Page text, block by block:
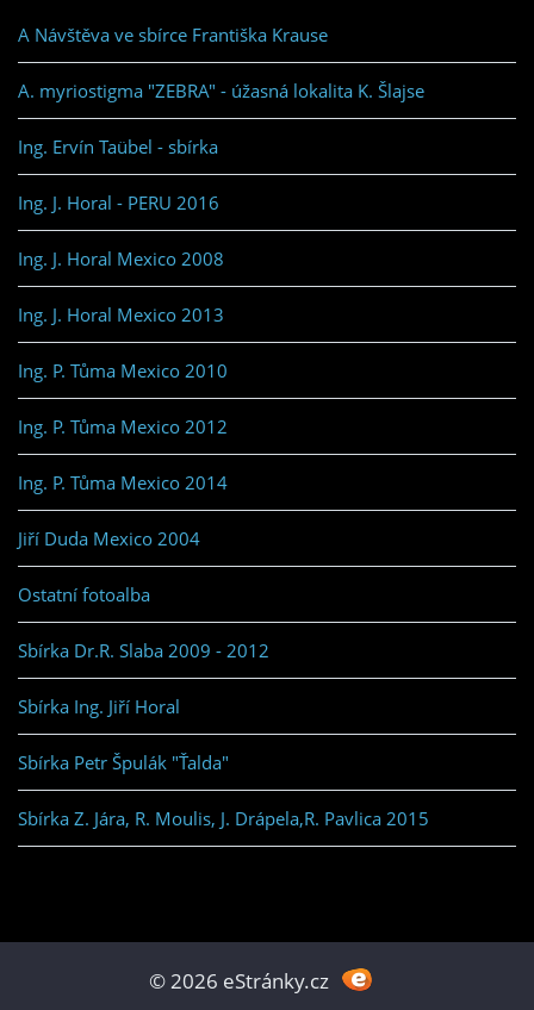
A Návštěva ve sbírce Františka Krause
A. myriostigma "ZEBRA" - úžasná lokalita K. Šlajse
Ing. Ervín Taübel - sbírka
Ing. J. Horal - PERU 2016
Ing. J. Horal Mexico 2008
Ing. J. Horal Mexico 2013
Ing. P. Tůma Mexico 2010
Ing. P. Tůma Mexico 2012
Ing. P. Tůma Mexico 2014
Jiří Duda Mexico 2004
Ostatní fotoalba
Sbírka Dr.R. Slaba 2009 - 2012
Sbírka Ing. Jiří Horal
Sbírka Petr Špulák "Ťalda"
Sbírka Z. Jára, R. Moulis, J. Drápela,R. Pavlica 2015
© 2026 eStránky.cz